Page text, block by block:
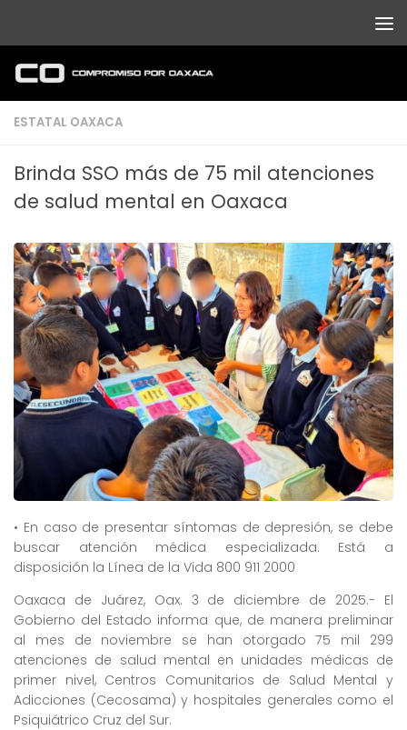
ESTATAL OAXACA
Brinda SSO más de 75 mil atenciones
de salud mental en Oaxaca
• En caso de presentar síntomas de depresión, se debe
buscar atención médica especializada. Está a
disposición la Línea de la Vida 800 911 2000
Oaxaca de Juárez, Oax. 3 de diciembre de 2025.- El
Gobierno del Estado informa que, de manera preliminar
al mes de noviembre se han otorgado 75 mil 299
atenciones de salud mental en unidades médicas de
primer nivel, Centros Comunitarios de Salud Mental y
Adicciones (Cecosama) y hospitales generales como el
Psiquiátrico Cruz del Sur.